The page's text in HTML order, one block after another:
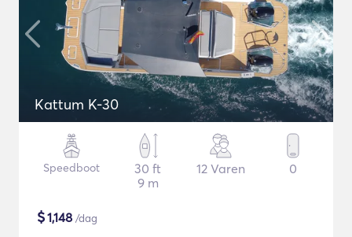
Kattum K-30
Speedboot
30 ft
9 m
12 Varen 0
$1,148 /dag